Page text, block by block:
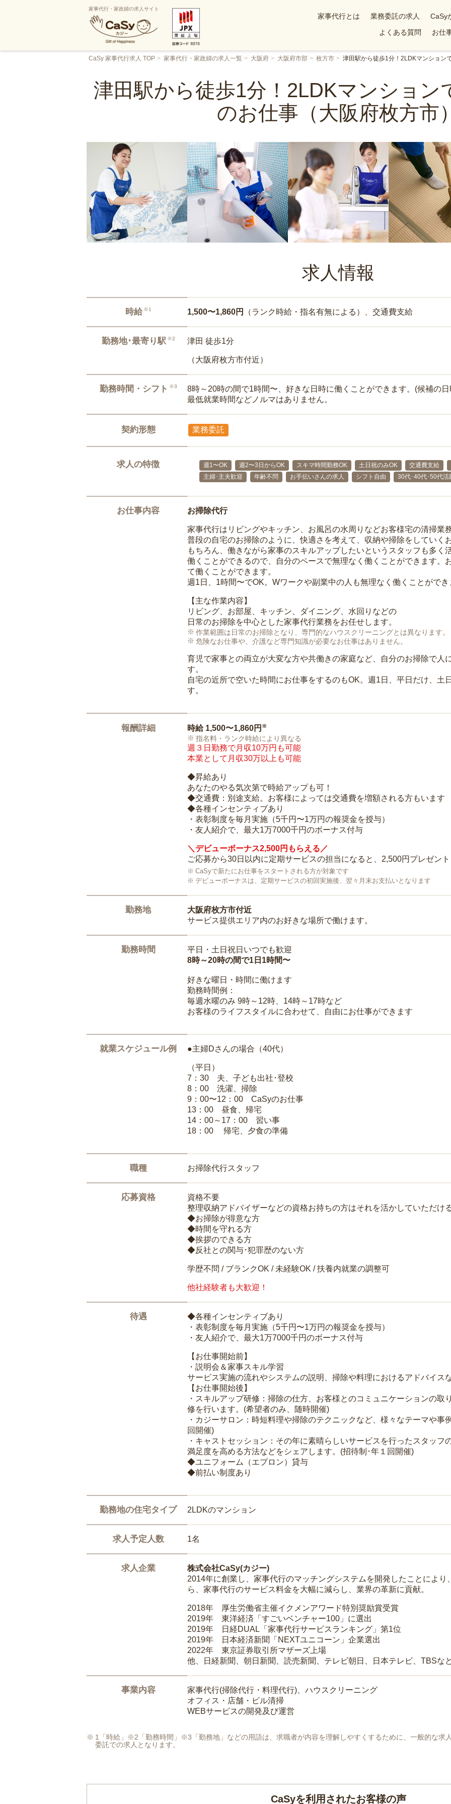
家事代行・家政婦の求人サイト
家事代行とは 業務委託の求人 CaSy
よくある質問
お仕
CaSy 家事代行求人 TOP 家事代行・家政婦の求人一覧 大阪府 大阪府市部 枚方市 津田駅から徒歩1分！2LDKマンション
津田駅から徒歩1分！2LDKマンション
のお仕事（大阪府枚方市）
求人情報
時給 ※1 1,500〜1,860円 （ランク時給・指名有無による）、交通費支給
勤務地･最寄り駅 ※2 津田 徒歩1分
（大阪府枚方市付近）
勤務時間・シフト ※3
8時～20時の間で1時間〜、好きな日時に働くことができます。(候補の
最低就業時間などノルマはありません。
契約形態 業務委託
求人の特徴 週1〜OK 週2〜3日からOK スキマ時間勤務OK 土日祝のみOK 交通費支給
主婦･主夫歓迎
年齢不問 お手伝いさんの求人 シフト自由 30代･40代･50代活
お仕事内容 お掃除代行
家事代行はリビングやキッチン、お風呂の水周りなどお客様宅の清掃業務
普段の自宅のお掃除のように、快適さを考えて、収納や掃除をしていく
もちろん、働きながら家事のスキルアップしたいというスタッフも多く
働くことができるので、自分のペースで無理なく働くことができます。
て働くことができます。
週1日、1時間〜でOK。Wワークや副業中の人も無理なく働くことができ
【主な作業内容】
リビング、お部屋、キッチン、ダイニング、水回りなどの
日常のお掃除を中心とした家事代行業務をお任せします。
作業範囲は日常のお掃除となり、専門的なハウスクリーニングとは異なります。
危険なお仕事や、介護など専門知識が必要なお仕事はありません。
育児で家事との両立が大変な方や共働きの家庭など、自分のお掃除で人
す。
自宅の近所で空いた時間にお仕事をするのもOK。週1日、平日だけ、土
す。
報酬詳細 時給 1,500〜1,860円 ※
指名料・ランク時給により異なる
週３日勤務で月収10万円も可能
本業として月収30万以上も可能
◆昇給あり
あなたのやる気次第で時給アップも可！
◆交通費：別途支給。お客様によっては交通費を増額される方もいます
◆各種インセンティブあり
・表彰制度を毎月実施（5千円〜1万円の報奨金を授与）
・友人紹介で、最大1万7000千円のボーナス付与
＼デビューボーナス2,500円もらえる／
ご応募から30日以内に定期サービスの担当になると、2,500円プレゼント
CaSyで新たにお仕事をスタートされる方が対象です
デビューボーナスは、定期サービスの初回実施後、翌々月末お支払いとなります
勤務地
大阪府枚方市付近
サービス提供エリア内のお好きな場所で働けます。
勤務時間
平日・土日祝日いつでも歓迎
8時～20時の間で1日1時間〜
好きな曜日・時間に働けます
勤務時間例：
毎週水曜のみ 9時～12時、14時～17時など
お客様のライフスタイルに合わせて、自由にお仕事ができます
就業スケジュール例 ●主婦Dさんの場合（40代）
（平日）
7：30 夫、子ども出社･登校
8：00 洗濯、掃除
9：00〜12：00 CaSyのお仕事
13：00 昼食、帰宅
14：00～17：00 習い事
18：00 帰宅、夕食の準備
職種 お掃除代行スタッフ
応募資格
資格不要
整理収納アドバイザーなどの資格お持ちの方はそれを活かしていただけ
◆お掃除が得意な方
◆時間を守れる方
◆挨拶のできる方
◆反社との関与･犯罪歴のない方
学歴不問 / ブランクOK / 未経験OK / 扶養内就業の調整可
他社経験者も大歓迎！
待遇
◆各種インセンティブあり
・表彰制度を毎月実施（5千円〜1万円の報奨金を授与）
・友人紹介で、最大1万7000千円のボーナス付与
【お仕事開始前】
・説明会＆家事スキル学習
サービス実施の流れやシステムの説明、掃除や料理におけるアドバイス
【お仕事開始後】
・スキルアップ研修：掃除の仕方、お客様とのコミュニケーションの
修を行います。(希望者のみ、随時開催)
・カジーサロン：時短料理や掃除のテクニックなど、様々なテーマや事
回開催)
・キャストセッション：その年に素晴らしいサービスを行ったスタッ
満足度を高める方法などをシェアします。(招待制･年１回開催)
◆ユニフォーム（エプロン）貸与
◆前払い制度あり
勤務地の住宅タイプ 2LDKのマンション
求人予定人数 1名
求人企業
株式会社CaSy(カジー)
2014年に創業し、家事代行のマッチングシステムを開発したことによ
ら、家事代行のサービス料金を大幅に減らし、業界の革新に貢献。
2018年 厚生労働省主催イクメンアワード特別奨励賞受賞
2019年 東洋経済「すごいベンチャー100」に選出
2019年 日経DUAL「家事代行サービスランキング」第1位
2019年 日本経済新聞「NEXTユニコーン」企業選出
2022年 東京証券取引所マザーズ上場
他、日経新聞、朝日新聞、読売新聞、テレビ朝日、日本テレビ、TBSな
事業内容
家事代行(掃除代行・料理代行)、ハウスクリーニング
オフィス・店舗・ビル清掃
WEBサービスの開発及び運営
1「時給」※2「勤務時間」※3「勤務地」などの用語は、求職者が内容を理解しやすくするために、一般的な求
委託での求人となります。
CaSyを利用されたお客様の声